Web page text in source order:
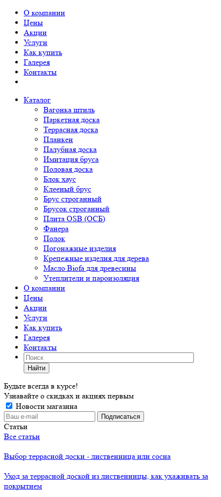
О компании
Цены
Акции
Услуги
Как купить
Галерея
Контакты
Каталог
Вагонка штиль
Паркетная доска
Террасная доска
Планкен
Палубная доска
Имитация бруса
Половая доска
Блок хаус
Клееный брус
Брус строганный
Брусок строганный
Плита OSB (ОСБ)
Фанера
Полок
Погонажные изделия
Крепежные изделия для дерева
Масло Biofa для древесины
Утеплители и пароизоляция
О компании
Цены
Акции
Услуги
Как купить
Галерея
Контакты
Найти
Будьте всегда в курсе!
Узнавайте о скидках и акциях первым
Новости магазина
Статьи
Все статьи
Выбор террасной доски - лиственница или сосна
Уход за террасной доской из лиственницы, как ухаживать за
покрытием